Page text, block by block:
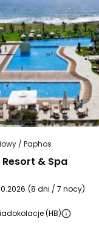
/ Paphos
& Spa
(8 dni / 7 nocy)
(HB)